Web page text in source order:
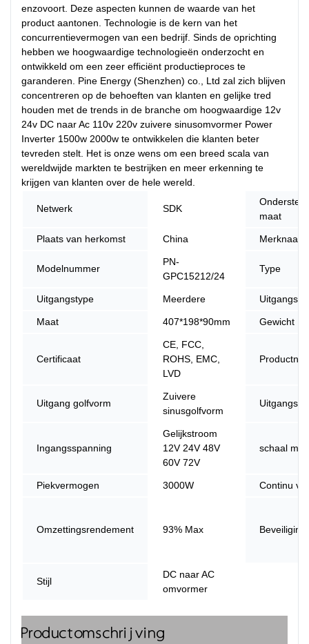
enzovoort. Deze aspecten kunnen de waarde van het
product aantonen. Technologie is de kern van het
concurrentievermogen van een bedrijf. Sinds de oprichting
hebben we hoogwaardige technologieën onderzocht en
ontwikkeld om een ​​zeer efficiënt productieproces te
garanderen. Pine Energy (Shenzhen) co., Ltd zal zich blijven
concentreren op de behoeften van klanten en gelijke tred
houden met de trends in de branche om hoogwaardige 12v
24v DC naar Ac 110v 220v zuivere sinusomvormer Power
Inverter 1500w 2000w te ontwikkelen die klanten beter
tevreden stelt. Het is onze wens om een ​​breed scala van
wereldwijde markten te bestrijken en meer erkenning te
krijgen van klanten over de hele wereld.
Netwerk SDK
maat
Plaats van herkomst China Merknaam
Modelnummer
PN-
GPC15212/24
Type
Uitgangstype Meerdere
Maat 407*198*90mm Gewicht
Certificaat
CE, FCC,
ROHS, EMC,
LVD
Uitgang golfvorm
Zuivere
sinusgolfvorm
Ingangsspanning
Gelijkstroom
12V 24V 48V
60V 72V
schaal
Piekvermogen 3000W Continu
Omzettingsrendement 93% Max
Stijl
DC naar AC
omvormer
Productomschrijving